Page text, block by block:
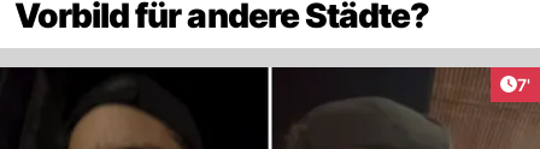
Vorbild für andere Städte?
7'